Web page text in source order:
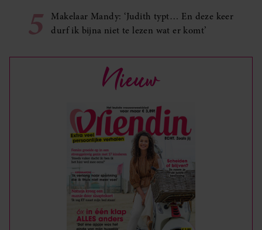
5
Makelaar Mandy: ‘Judith typt… En deze keer
durf ik bijna niet te lezen wat er komt’
Nieuw